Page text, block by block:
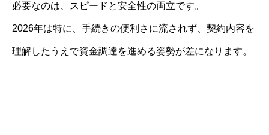
必要なのは、スピードと安全性の両立です。
2026年は特に、手続きの便利さに流されず、契約内容を
理解したうえで資金調達を進める姿勢が差になります。